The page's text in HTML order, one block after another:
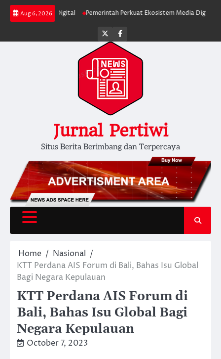
Skip
Aug 6, 2026
Informasi Digital Pemerintah Perkuat Ekosistem Media Digital
Twitterfacebook
Jurnal Pertiwi
Situs Berita Berimbang dan Terpercaya
Home
Nasional
KTT Perdana AIS Forum di Bali, Bahas Isu Global
Bagi Negara Kepulauan
KTT Perdana AIS Forum di
Bali, Bahas Isu Global Bagi
Negara Kepulauan
October 7, 2023